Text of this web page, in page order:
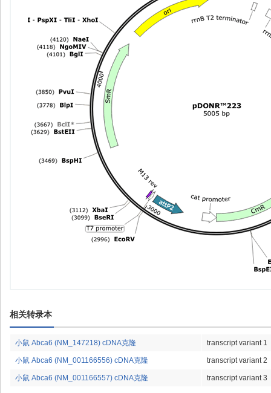
相关转录本
小鼠 Abca6 (NM_147218) cDNA克隆 transcript variant 1
小鼠 Abca6 (NM_001166556) cDNA克隆 transcript variant 2
小鼠 Abca6 (NM_001166557) cDNA克隆 transcript variant 3